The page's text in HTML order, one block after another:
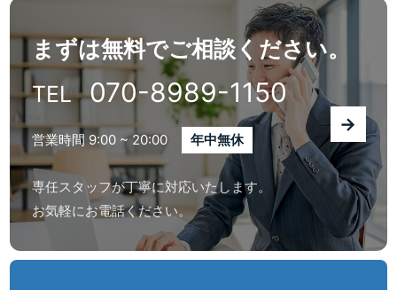
まずは無料でご相談ください。
TEL
070-8989-1150
営業時間 9:00 ~ 20:00 年中無休
専任スタッフが丁寧に対応いたします。
お気軽にお電話ください。
→